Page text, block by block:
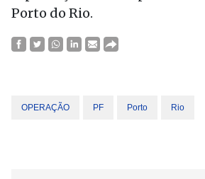
Porto do Rio.
OPERAÇÃO PF Porto Rio